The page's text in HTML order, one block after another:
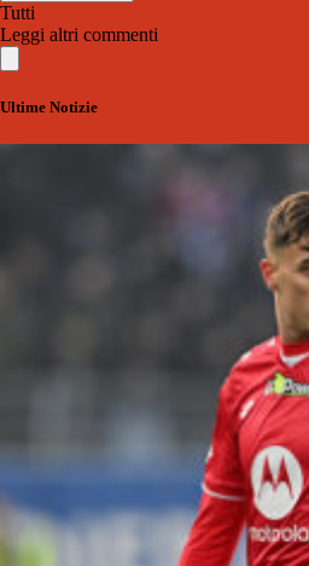
Tutti
Leggi altri commenti
Ultime Notizie